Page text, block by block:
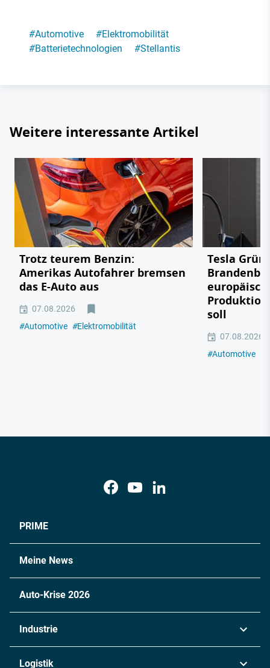
#Automotive #Elektromobilität
#Batterietechnologien #Stellantis
Weitere interessante Artikel
Trotz teurem Benzin:
Amerikas Autofahrer bremsen
das E-Auto aus
07.08.2026
#Automotive #Elektromobilität
Tesla
soll
07.08.2026
#Automotive
PRIME
Meine News
Auto-Krise 2026
Industrie
Logistik